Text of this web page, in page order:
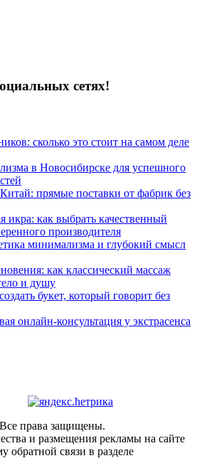
сетях!
сколько это стоит на самом деле
в Новосибирске для успешного
прямые поставки от фабрик без
икра: как выбрать качественный
производителя
минимализма и глубокий смысл
как классический массаж
и душу
букет, который говорит без
онлайн-консультация у экстрасенса
права защищены.
и размещения рекламы на сайте
обратной связи в разделе